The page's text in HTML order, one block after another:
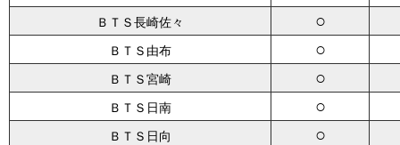
ＢＴＳ長崎佐々 ○
ＢＴＳ由布 ○
ＢＴＳ宮崎 ○
ＢＴＳ日南 ○
ＢＴＳ日向 ○